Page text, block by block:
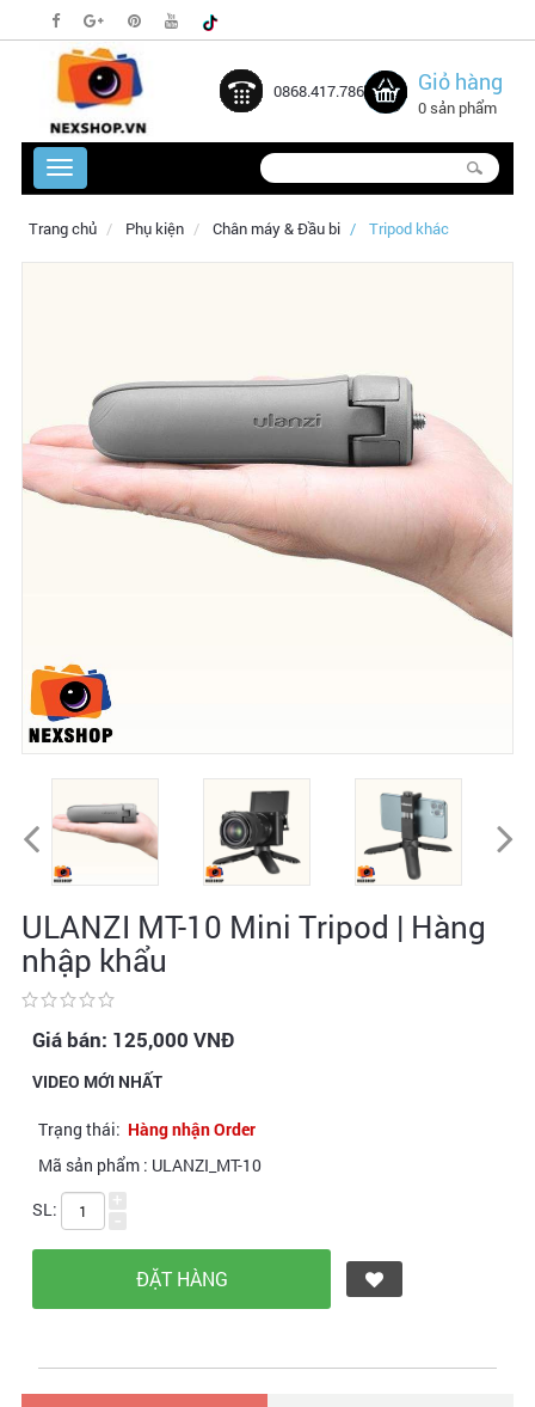
0868.417.786 Giỏ hàng
0 sản phẩm
Trang chủ Phụ kiện Chân máy & Đầu bi Tripod khác
ULANZI MT-10 Mini Tripod | Hàng
nhập khẩu
Giá bán: 125,000 VNĐ
VIDEO MỚI NHẤT
Trạng thái: Hàng nhận Order
Mã sản phẩm : ULANZI_MT-10
SL: